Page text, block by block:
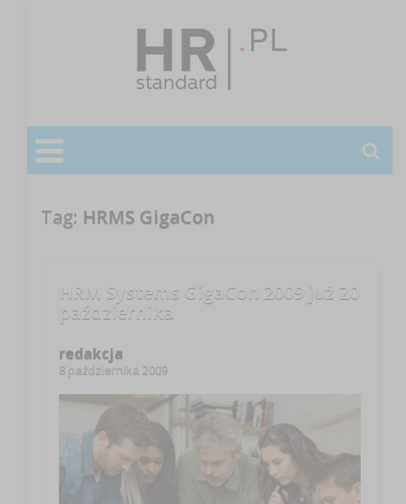
Tag: HRMS GigaCon
HRM Systems GigaCon 2009 już 20
października
redakcja
8 października 2009